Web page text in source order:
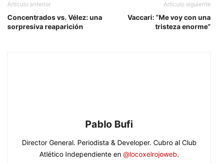
Artículo anterior
Concentrados vs. Vélez: una
sorpresiva reaparición
Artículo siguiente
Vaccari: “Me voy con una
tristeza enorme”
Pablo Bufi
Director General. Periodista & Developer. Cubro al Club
Atlético Independiente en @locoxelrojoweb.